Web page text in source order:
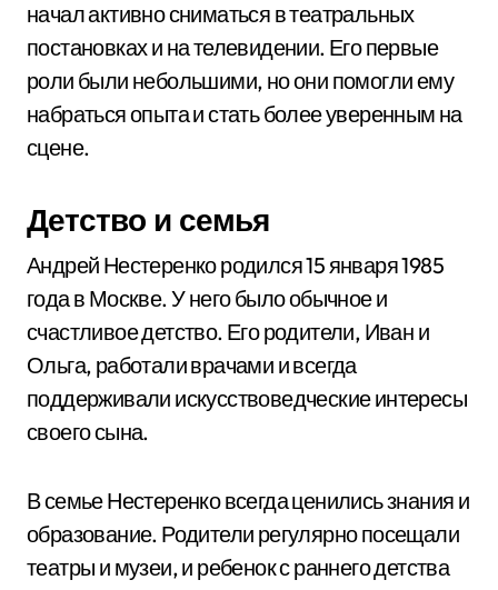
начал активно сниматься в театральных
постановках и на телевидении. Его первые
роли были небольшими, но они помогли ему
набраться опыта и стать более уверенным на
сцене.
Детство и семья
Андрей Нестеренко родился 15 января 1985
года в Москве. У него было обычное и
счастливое детство. Его родители, Иван и
Ольга, работали врачами и всегда
поддерживали искусствоведческие интересы
своего сына.
В семье Нестеренко всегда ценились знания и
образование. Родители регулярно посещали
театры и музеи, и ребенок с раннего детства